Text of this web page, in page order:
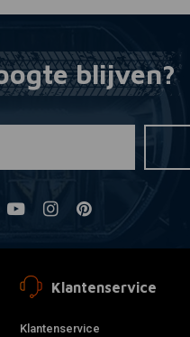
blijven?
Klantenservice
Klantenservice